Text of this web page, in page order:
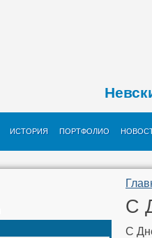
ИСТОРИЯ ПОРТФОЛИО
С
С